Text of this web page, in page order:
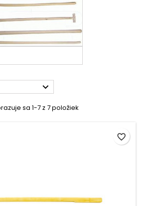

sa 1-7 z 7 položiek
favorite_border